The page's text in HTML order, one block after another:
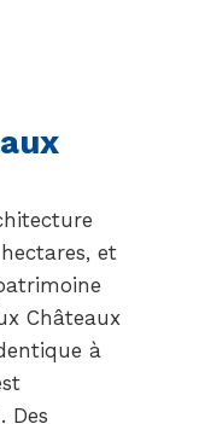
et
Châteaux
à
Des